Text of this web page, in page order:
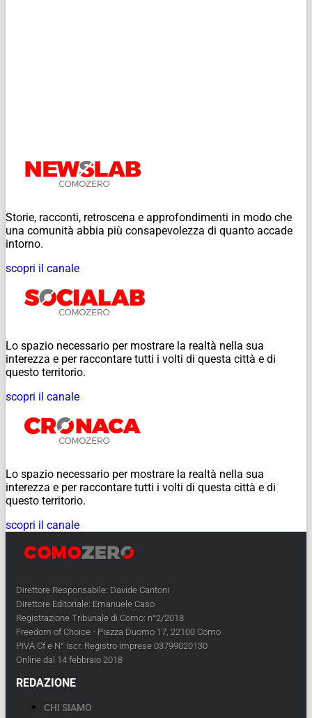
Storie, racconti, retroscena e approfondimenti in modo che
una comunità abbia più consapevolezza di quanto accade
intorno.
scopri il canale
Lo spazio necessario per mostrare la realtà nella sua
interezza e per raccontare tutti i volti di questa città e di
questo territorio.
scopri il canale
Lo spazio necessario per mostrare la realtà nella sua
interezza e per raccontare tutti i volti di questa città e di
questo territorio.
scopri il canale
Direttore Responsabile: Davide Cantoni
Direttore Editoriale: Emanuele Caso
Registrazione Tribunale di Como: n°2/2018
Freedom of Choice - Piazza Duomo 17, 22100 Como
PIVA Cf e N° Iscr. Registro Imprese 03799020130
Online dal 14 febbraio 2018
REDAZIONE
CHI SIAMO